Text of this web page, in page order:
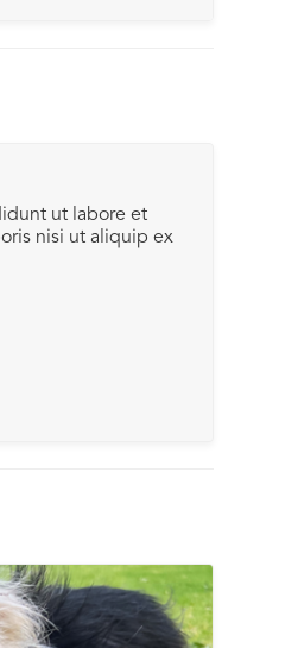
ut labore et
nisi ut aliquip ex